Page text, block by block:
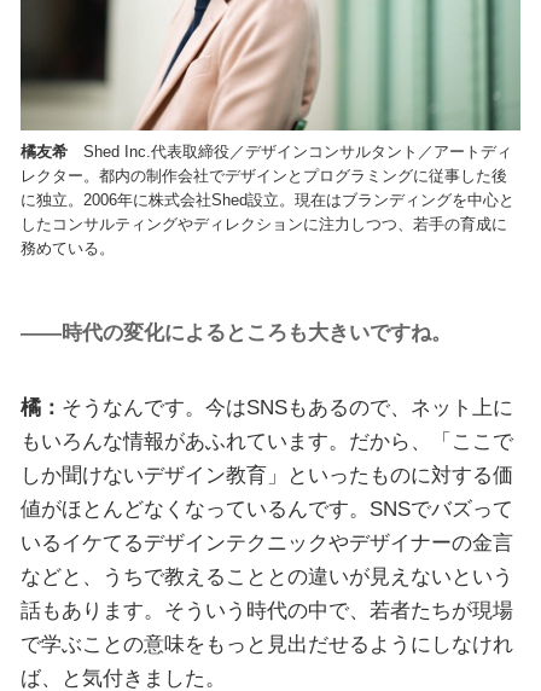
橘友希Shed Inc.代表取締役／デザインコンサルタント／アートディ
レクター。都内の制作会社でデザインとプログラミングに従事した後
に独立。2006年に株式会社Shed設立。現在はブランディングを中心と
したコンサルティングやディレクションに注力しつつ、若手の育成に
務めている。
――時代の変化によるところも大きいですね。
橘： そうなんです。今はSNSもあるので、ネット上に
もいろんな情報があふれています。だから、「ここで
しか聞けないデザイン教育」といったものに対する価
値がほとんどなくなっているんです。SNSでバズって
いるイケてるデザインテクニックやデザイナーの金言
などと、うちで教えることとの違いが見えないという
話もあります。そういう時代の中で、若者たちが現場
で学ぶことの意味をもっと見出だせるようにしなけれ
ば、と気付きました。